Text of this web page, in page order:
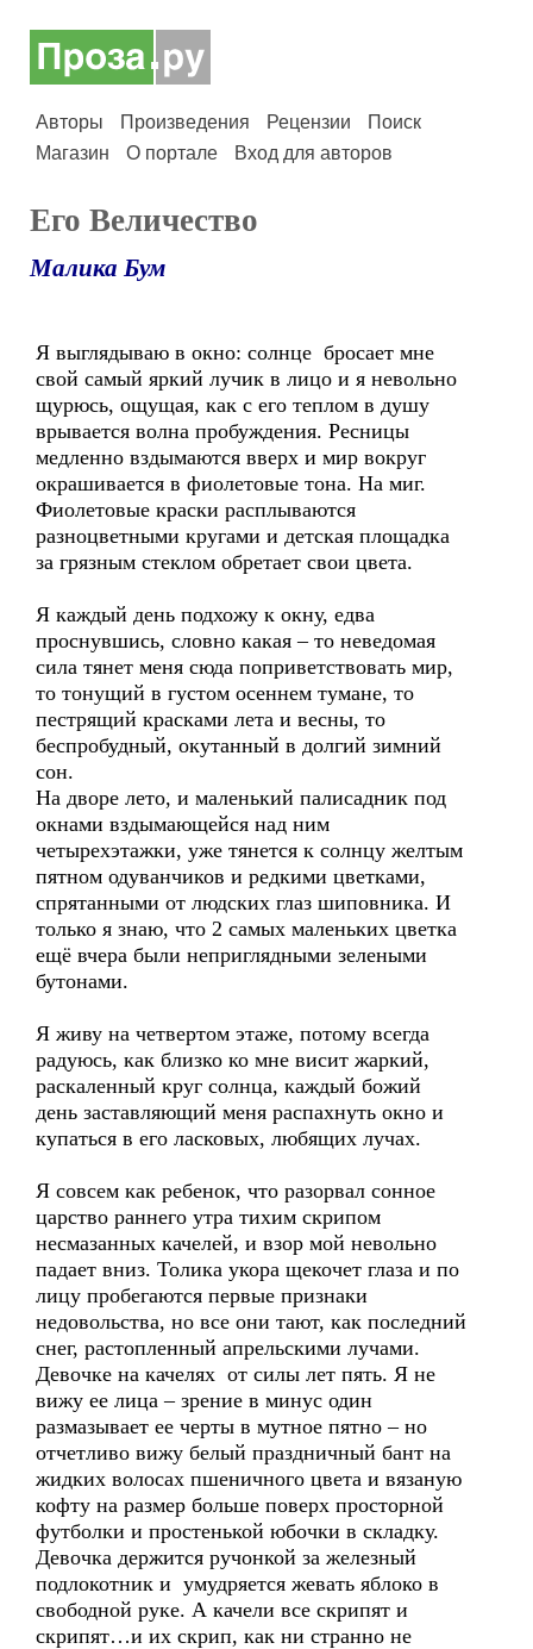
Авторы Произведения Рецензии
Поиск
Магазин
О портале Вход для авторов
Его Величество
Малика Бум
Я выглядываю в окно: солнце бросает мне
свой самый яркий лучик в лицо и я невольно
щурюсь, ощущая, как с его теплом в душу
врывается волна пробуждения. Ресницы
медленно вздымаются вверх и мир вокруг
окрашивается в фиолетовые тона. На миг.
Фиолетовые краски расплываются
разноцветными кругами и детская площадка
за грязным стеклом обретает свои цвета.
Я каждый день подхожу к окну, едва
проснувшись, словно какая – то неведомая
сила тянет меня сюда поприветствовать мир,
то тонущий в густом осеннем тумане, то
пестрящий красками лета и весны, то
беспробудный, окутанный в долгий зимний
сон.
На дворе лето, и маленький палисадник под
окнами вздымающейся над ним
четырехэтажки, уже тянется к солнцу желтым
пятном одуванчиков и редкими цветками,
спрятанными от людских глаз шиповника. И
только я знаю, что 2 самых маленьких цветка
ещё вчера были неприглядными зелеными
бутонами.
Я живу на четвертом этаже, потому всегда
радуюсь, как близко ко мне висит жаркий,
раскаленный круг солнца, каждый божий
день заставляющий меня распахнуть окно и
купаться в его ласковых, любящих лучах.
Я совсем как ребенок, что разорвал сонное
царство раннего утра тихим скрипом
несмазанных качелей, и взор мой невольно
падает вниз. Толика укора щекочет глаза и по
лицу пробегаются первые признаки
недовольства, но все они тают, как последний
снег, растопленный апрельскими лучами.
Девочке на качелях от силы лет пять. Я не
вижу ее лица – зрение в минус один
размазывает ее черты в мутное пятно – но
отчетливо вижу белый праздничный бант на
жидких волосах пшеничного цвета и вязаную
кофту на размер больше поверх просторной
футболки и простенькой юбочки в складку.
Девочка держится ручонкой за железный
подлокотник и умудряется жевать яблоко в
свободной руке. А качели все скрипят и
скрипят…и их скрип, как ни странно не